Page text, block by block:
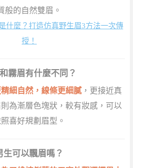
般的自然雙眉。
什麼？打造仿真野生眉3方法一次傳
授！
霧眉有什麼不同？
細自然，線條更細膩 ，更接近真
為漸層色塊狀，較有妝感，可以
喜好規劃眉型。
生可以飄眉嗎？